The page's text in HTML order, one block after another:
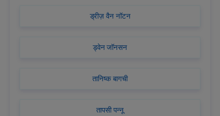
ड्रीज़ वैन नॉटन
ड्वेन जॉनसन
तानिष्क बागची
तापसी पन्नू